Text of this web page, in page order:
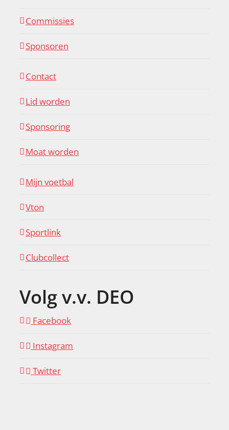
Commissies
Sponsoren
Contact
Lid worden
Sponsoring
Moat worden
Mijn voetbal
Vton
Sportlink
Clubcollect
Volg v.v. DEO
Facebook
Instagram
Twitter